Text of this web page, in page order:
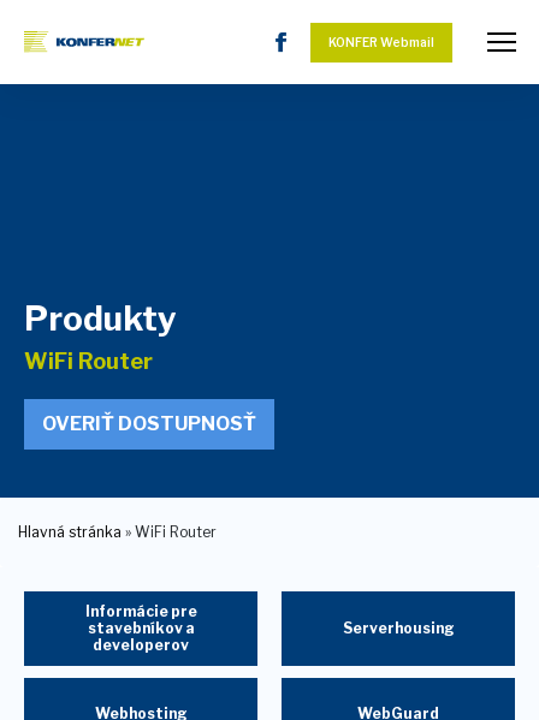
KONFER Webmail
Produkty
WiFi Router
OVERIŤ DOSTUPNOSŤ
Hlavná stránka » WiFi Router
Informácie pre
stavebníkov a
developerov
Serverhousing
Webhosting WebGuard